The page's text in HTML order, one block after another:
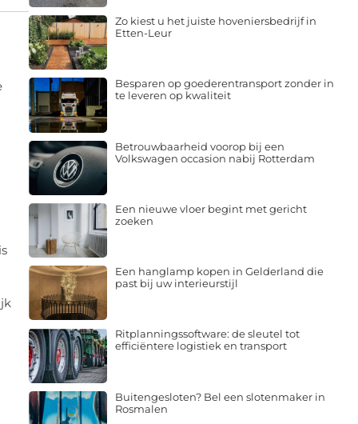
Zo kiest u het juiste hoveniersbedrijf in
Etten-Leur
Besparen op goederentransport zonder in
te leveren op kwaliteit
Betrouwbaarheid voorop bij een
Volkswagen occasion nabij Rotterdam
Een nieuwe vloer begint met gericht
zoeken
Een hanglamp kopen in Gelderland die
past bij uw interieurstijl
Ritplanningssoftware: de sleutel tot
efficiëntere logistiek en transport
Buitengesloten? Bel een slotenmaker in
Rosmalen